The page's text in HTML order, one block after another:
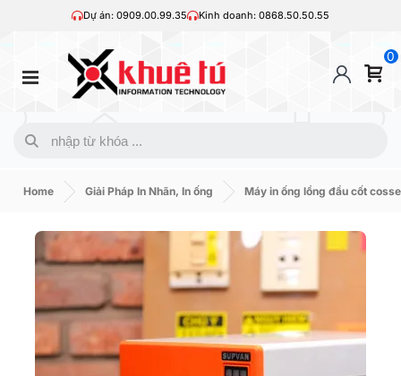
Dự án: 0909.00.99.35 Kinh doanh: 0868.50.50.55
0
Home Giải Pháp In Nhãn, In ống Máy in ống lồng đầu cốt cosse